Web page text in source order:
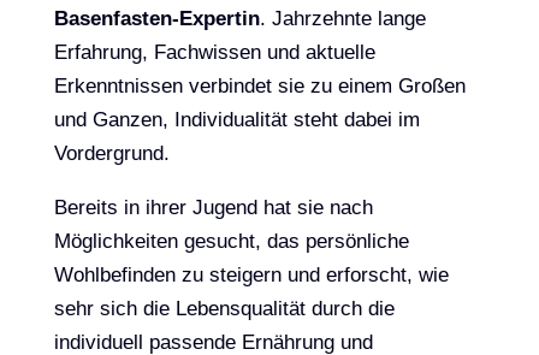
Basenfasten-Expertin. Jahrzehnte lange
Erfahrung, Fachwissen und aktuelle
Erkenntnissen verbindet sie zu einem Großen
und Ganzen, Individualität steht dabei im
Vordergrund.
Bereits in ihrer Jugend hat sie nach
Möglichkeiten gesucht, das persönliche
Wohlbefinden zu steigern und erforscht, wie
sehr sich die Lebensqualität durch die
individuell passende Ernährung und